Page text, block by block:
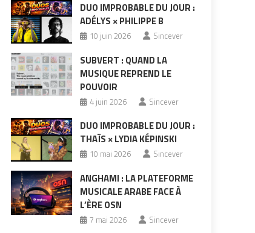
DUO IMPROBABLE DU JOUR :
ADÉLYS × PHILIPPE B
10 juin 2026 Sincever
SUBVERT : QUAND LA
MUSIQUE REPREND LE
POUVOIR
4 juin 2026 Sincever
DUO IMPROBABLE DU JOUR :
THAÏS × LYDIA KÉPINSKI
10 mai 2026 Sincever
ANGHAMI : LA PLATEFORME
MUSICALE ARABE FACE À
L’ÈRE OSN
7 mai 2026 Sincever